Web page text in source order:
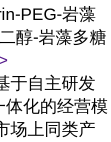
PEG-岩藻
醇-岩藻多糖
于自主研发
化的经营模
场上同类产